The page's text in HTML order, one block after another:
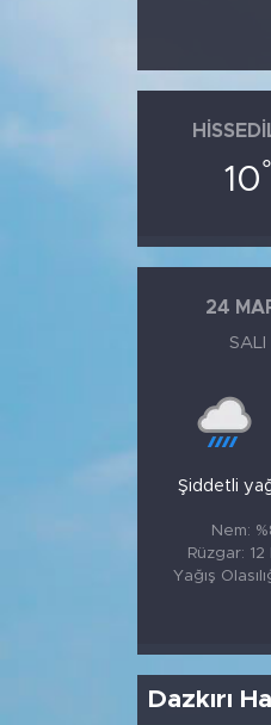
10°
24
SALI
Şiddetli
Nem:
Rüzgar: 12
Yağış
Dazkırı